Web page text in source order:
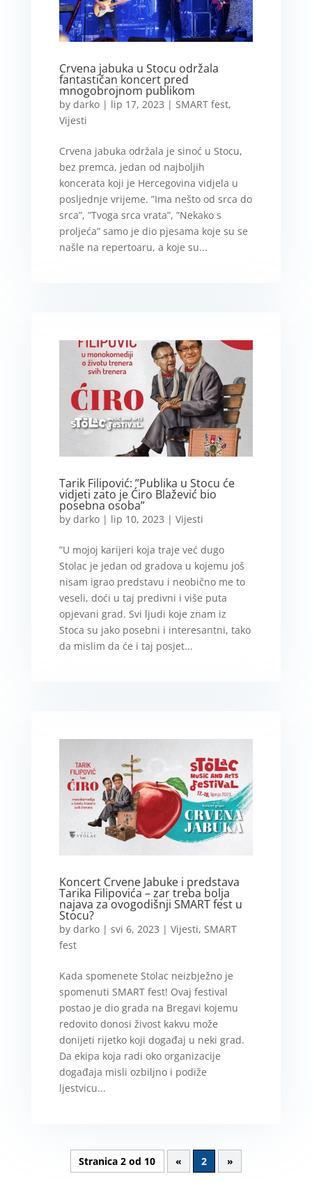
Crvena jabuka u Stocu održala
fantastičan koncert pred
mnogobrojnom publikom
by darko| lip 17, 2023 | SMART fest,
Vijesti
Crvena jabuka održala je sinoć u Stocu,
bez premca, jedan od najboljih
koncerata koji je Hercegovina vidjela u
posljednje vrijeme. ”Ima nešto od srca do
srca”, ”Tvoga srca vrata”, ”Nekako s
proljeća” samo je dio pjesama koje su se
našle na repertoaru, a koje su...
Tarik Filipović: ”Publika u Stocu će
vidjeti zato je Ćiro Blažević bio
posebna osoba”
by darko| lip 10, 2023 | Vijesti
”U mojoj karijeri koja traje već dugo
Stolac je jedan od gradova u kojemu još
nisam igrao predstavu i neobično me to
veseli, doći u taj predivni i više puta
opjevani grad. Svi ljudi koje znam iz
Stoca su jako posebni i interesantni, tako
da mislim da će i taj posjet...
Koncert Crvene Jabuke i predstava
Tarika Filipovića – zar treba bolja
najava za ovogodišnji SMART fest u
Stocu?
by darko| svi 6, 2023 | Vijesti, SMART
fest
Kada spomenete Stolac neizbježno je
spomenuti SMART fest! Ovaj festival
postao je dio grada na Bregavi kojemu
redovito donosi živost kakvu može
donijeti rijetko koji događaj u neki grad.
Da ekipa koja radi oko organizacije
događaja misli ozbiljno i podiže
ljestvicu...
Stranica 2 od 10 « 2 »